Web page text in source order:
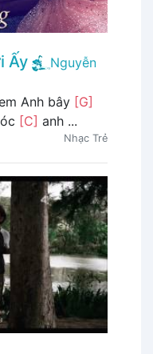
Ấy
Nguyễn
Anh bây [G]
[C] anh ...
Nhạc Trẻ